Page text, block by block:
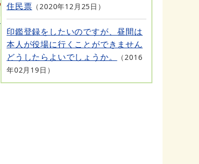
住民票 2020年12月25日
印鑑登録をしたいのですが、昼間は
本人が役場に行くことができません
どうしたらよいでしょうか。
2016
年02月19日